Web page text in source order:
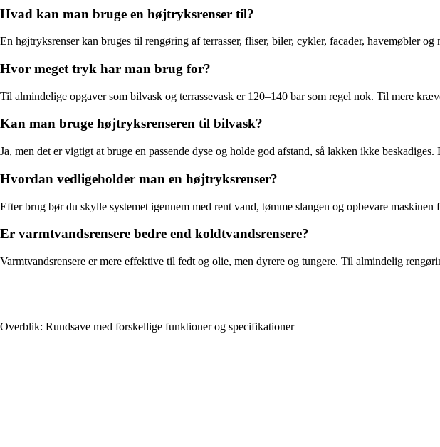
Hvad kan man bruge en højtryksrenser til?
En højtryksrenser kan bruges til rengøring af terrasser, fliser, biler, cykler, facader, havemøbler
Hvor meget tryk har man brug for?
Til almindelige opgaver som bilvask og terrassevask er 120–140 bar som regel nok. Til mere
Kan man bruge højtryksrenseren til bilvask?
Ja, men det er vigtigt at bruge en passende dyse og holde god afstand, så lakken ikke
Hvordan vedligeholder man en højtryksrenser?
Efter brug bør du skylle systemet igennem med rent vand, tømme slangen og opbevare
Er varmtvandsrensere bedre end koldtvandsrensere?
Varmtvandsrensere er mere effektive til fedt og olie, men dyrere og tungere. Til almindelig
Overblik: Rundsave med forskellige funktioner og specifikationer